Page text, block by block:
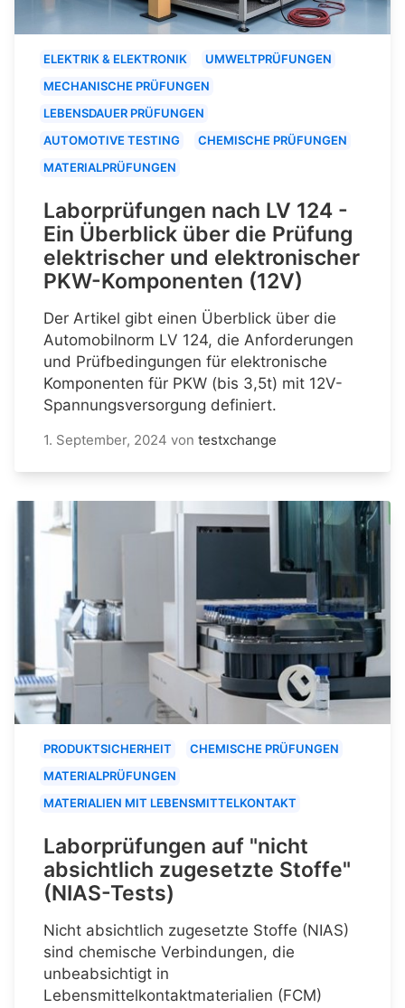
ELEKTRIK & ELEKTRONIK
UMWELTPRÜFUNGEN
MECHANISCHE PRÜFUNGEN
LEBENSDAUER PRÜFUNGEN
AUTOMOTIVE TESTING
CHEMISCHE PRÜFUNGEN
MATERIALPRÜFUNGEN
Laborprüfungen nach LV 124 -
Ein Überblick über die Prüfung
elektrischer und elektronischer
PKW-Komponenten (12V)
Der Artikel gibt einen Überblick über die
Automobilnorm LV 124, die Anforderungen
und Prüfbedingungen für elektronische
Komponenten für PKW (bis 3,5t) mit 12V-
Spannungsversorgung definiert.
1. September, 2024 von testxchange
PRODUKTSICHERHEIT
CHEMISCHE PRÜFUNGEN
MATERIALPRÜFUNGEN
MATERIALIEN MIT LEBENSMITTELKONTAKT
Laborprüfungen auf "nicht
absichtlich zugesetzte Stoffe"
(NIAS-Tests)
Nicht absichtlich zugesetzte Stoffe (NIAS)
sind chemische Verbindungen, die
unbeabsichtigt in
Lebensmittelkontaktmaterialien (FCM)